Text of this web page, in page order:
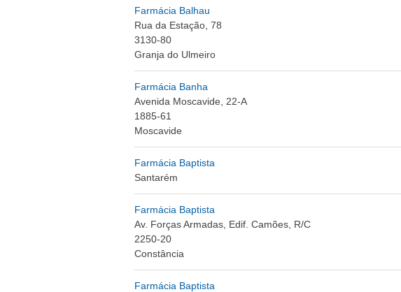
Farmácia Balhau
Rua da Estação, 78
3130-80
Granja do Ulmeiro
Farmácia Banha
Avenida Moscavide, 22-A
1885-61
Moscavide
Farmácia Baptista
Santarém
Farmácia Baptista
Av. Forças Armadas, Edif. Camões, R/C
2250-20
Constância
Farmácia Baptista